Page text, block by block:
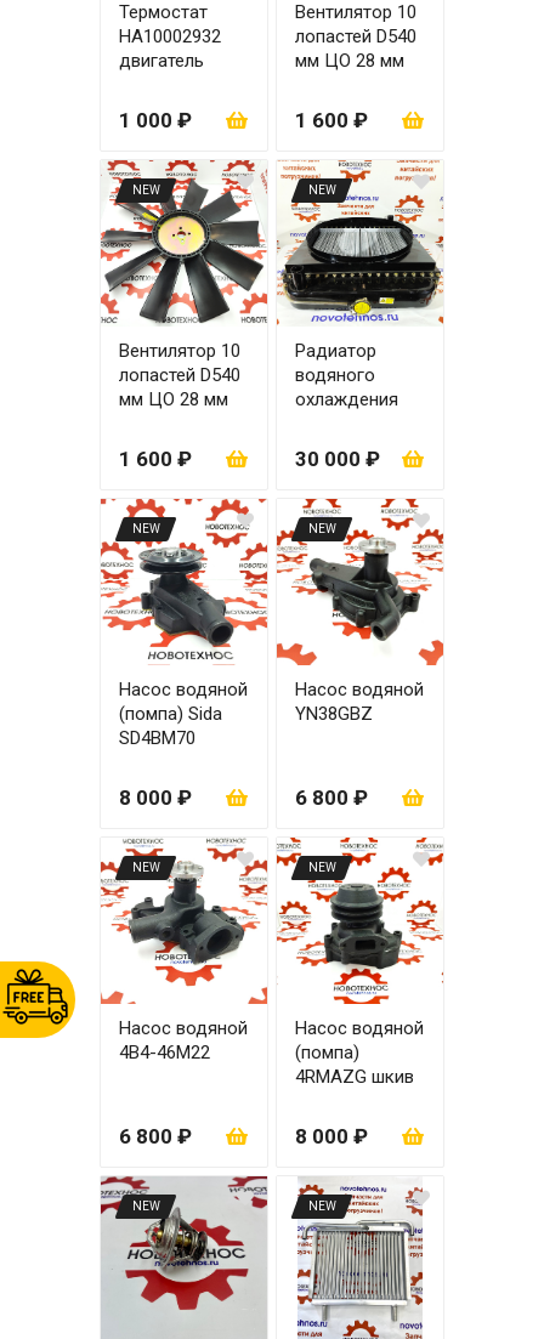
Термостат
HA10002932
двигатель
YN38GBZ
1 000 ₽
Вентилятор 10
лопастей D540
мм ЦО 28 мм
вращения)
1 600 ₽
NEW
Вентилятор 10
лопастей D540
мм ЦО 28 мм
1 600 ₽
NEW
Радиатор
водяного
охлаждения
YN48GBZ
30 000 ₽
NEW
Насос водяной
(помпа) Sida
SD4BM70
8 000 ₽
NEW
Насос водяной
YN38GBZ
6 800 ₽
NEW
Насос водяной
4B4-46M22
6 800 ₽
NEW
Насос водяной
(помпа)
4RMAZG шкив
8 000 ₽
NEW NEW